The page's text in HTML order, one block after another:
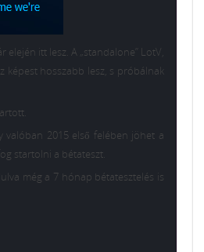
itt lesz. A „standalone” LotV,
képest hosszabb lesz, s próbálnak
valóban 2015 első felében jöhet a
startolni a bétateszt.
még a 7 hónap bétatesztelés is